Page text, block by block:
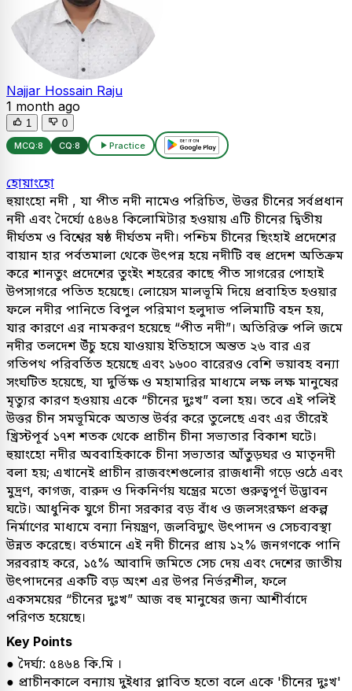
Najjar Hossain Raju
1 month ago
1 0
MCQ:8 CQ:8 Practice
হোয়াংহো
হুয়াংহো নদী , যা পীত নদী নামেও পরিচিত, উত্তর চীনের সর্বপ্রধান
নদী এবং দৈর্ঘ্যে ৫৪৬৪ কিলোমিটার হওয়ায় এটি চীনের দ্বিতীয়
দীর্ঘতম ও বিশ্বের ষষ্ঠ দীর্ঘতম নদী। পশ্চিম চীনের ছিংহাই প্রদেশের
বায়ান হার পর্বতমালা থেকে উৎপন্ন হয়ে নদীটি বহু প্রদেশ অতিক্রম
করে শানতুং প্রদেশের তুংইং শহরের কাছে পীত সাগরের পোহাই
উপসাগরে পতিত হয়েছে। লোয়েস মালভূমি দিয়ে প্রবাহিত হওয়ার
ফলে নদীর পানিতে বিপুল পরিমাণ হলুদাভ পলিমাটি বহন হয়,
যার কারণে এর নামকরণ হয়েছে “পীত নদী”। অতিরিক্ত পলি জমে
নদীর তলদেশ উঁচু হয়ে যাওয়ায় ইতিহাসে অন্তত ২৬ বার এর
গতিপথ পরিবর্তিত হয়েছে এবং ১৬০০ বারেরও বেশি ভয়াবহ বন্যা
সংঘটিত হয়েছে, যা দুর্ভিক্ষ ও মহামারির মাধ্যমে লক্ষ লক্ষ মানুষের
মৃত্যুর কারণ হওয়ায় একে “চীনের দুঃখ” বলা হয়। তবে এই পলিই
উত্তর চীন সমভূমিকে অত্যন্ত উর্বর করে তুলেছে এবং এর তীরেই
খ্রিস্টপূর্ব ১৭শ শতক থেকে প্রাচীন চীনা সভ্যতার বিকাশ ঘটে।
হুয়াংহো নদীর অববাহিকাকে চীনা সভ্যতার আঁতুড়ঘর ও মাতৃনদী
বলা হয়; এখানেই প্রাচীন রাজবংশগুলোর রাজধানী গড়ে ওঠে এবং
মুদ্রণ, কাগজ, বারুদ ও দিকনির্ণয় যন্ত্রের মতো গুরুত্বপূর্ণ উদ্ভাবন
ঘটে। আধুনিক যুগে চীনা সরকার বড় বাঁধ ও জলসংরক্ষণ প্রকল্প
নির্মাণের মাধ্যমে বন্যা নিয়ন্ত্রণ, জলবিদ্যুৎ উৎপাদন ও সেচব্যবস্থা
উন্নত করেছে। বর্তমানে এই নদী চীনের প্রায় ১২% জনগণকে পানি
সরবরাহ করে, ১৫% আবাদি জমিতে সেচ দেয় এবং দেশের জাতীয়
উৎপাদনের একটি বড় অংশ এর উপর নির্ভরশীল, ফলে
একসময়ের “চীনের দুঃখ” আজ বহু মানুষের জন্য আশীর্বাদে
পরিণত হয়েছে।
Key Points
● দৈর্ঘ্য: ৫৪৬৪ কি.মি ।
● প্রাচীনকালে বন্যায় দুইধার প্লাবিত হতো বলে একে 'চীনের দুঃখ'